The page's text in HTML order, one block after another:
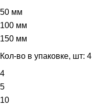
50 мм
100 мм
150 мм
Кол-во в упаковке, шт: 4
4
5
10